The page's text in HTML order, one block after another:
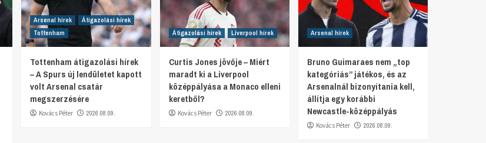
Arsenal hírek
Átigazolási hírek
Tottenham
Tottenham átigazolási hírek
– A Spurs új lendületet kapott
volt Arsenal csatár
megszerzésére
Kovács Péter 2026.08.09.
Átigazolási hírek Liverpool hírek
Curtis Jones jövője – Miért
maradt ki a Liverpool
középpályása a Monaco elleni
keretből?
Kovács Péter 2026.08.09.
Arsenal hírek
Bruno Guimaraes nem „top
kategóriás” játékos, és az
Arsenalnál bizonyítania kell,
állítja egy korábbi
Newcastle-középpályás
Kovács Péter 2026.08.09.